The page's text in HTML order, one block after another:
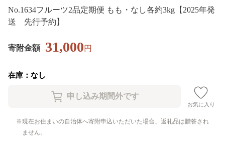
No.1634フルーツ2品定期便 もも・なし各約3kg【2025年発
送 先行予約】
寄附金額 31,000円
在庫：なし
お気に入り
現在お住まいの自治体へ寄附申込いただいた場合、返礼品は贈答され
ません。